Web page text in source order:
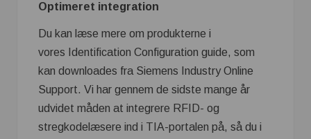
Optimeret integration
Du kan læse mere om produkterne i
vores Identification Configuration guide, som
kan downloades fra Siemens Industry Online
Support. Vi har gennem de sidste mange år
udvidet måden at integrere RFID- og
stregkodelæsere ind i TIA-portalen på, så du i